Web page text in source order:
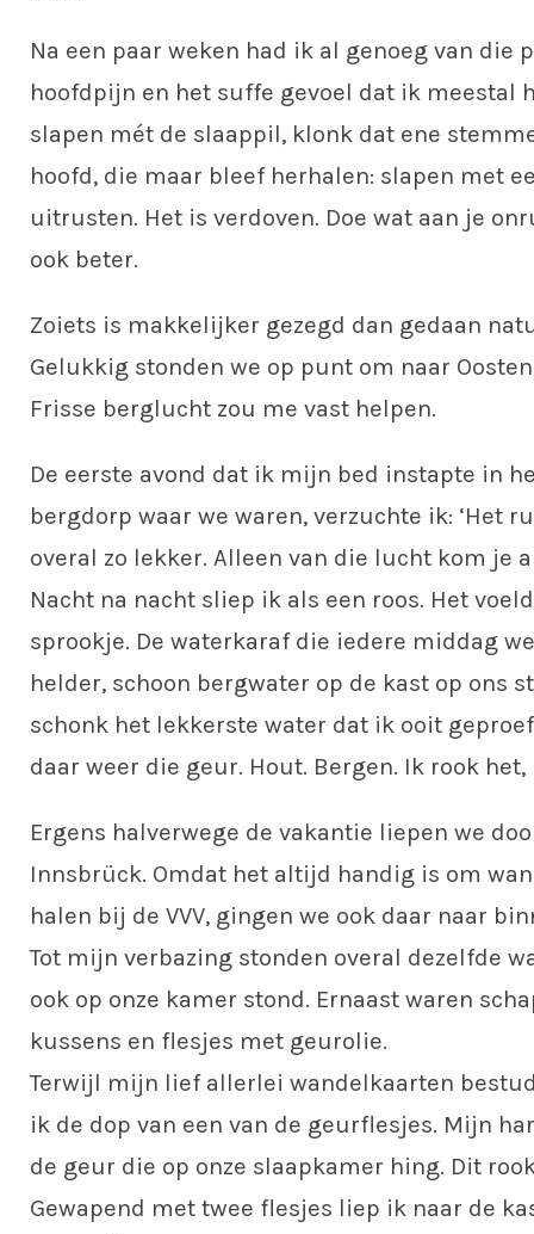
Na een paar weken had ik al genoeg van die
hoofdpijn en het suffe gevoel dat ik meestal
slapen mét de slaappil, klonk dat ene
hoofd, die maar bleef herhalen: slapen met
uitrusten. Het is verdoven. Doe wat aan je
ook beter.
Zoiets is makkelijker gezegd dan gedaan
Gelukkig stonden we op punt om naar
Frisse berglucht zou me vast helpen.
De eerste avond dat ik mijn bed instapte in
bergdorp waar we waren, verzuchte ik: ‘Het
overal zo lekker. Alleen van die lucht kom je
Nacht na nacht sliep ik als een roos. Het
sprookje. De waterkaraf die iedere middag
helder, schoon bergwater op de kast op ons
schonk het lekkerste water dat ik ooit
daar weer die geur. Hout. Bergen. Ik rook
Ergens halverwege de vakantie liepen we
Innsbrück. Omdat het altijd handig is om
halen bij de VVV, gingen we ook daar naar
Tot mijn verbazing stonden overal dezelfde
ook op onze kamer stond. Ernaast waren
kussens en flesjes met geurolie.
Terwijl mijn lief allerlei wandelkaarten
ik de dop van een van de geurflesjes. Mijn
de geur die op onze slaapkamer hing. Dit
Gewapend met twee flesjes liep ik naar de